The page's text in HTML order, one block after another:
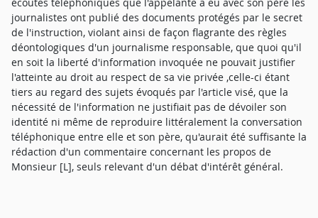
journalistes ont publié des documents protégés par le secret
de l'instruction, violant ainsi de façon flagrante des règles
déontologiques d'un journalisme responsable, que quoi qu'il
en soit la liberté d'information invoquée ne pouvait justifier
l'atteinte au droit au respect de sa vie privée ,celle-ci étant
tiers au regard des sujets évoqués par l'article visé, que la
nécessité de l'information ne justifiait pas de dévoiler son
identité ni même de reproduire littéralement la conversation
téléphonique entre elle et son père, qu'aurait été suffisante la
rédaction d'un commentaire concernant les propos de
Monsieur [L], seuls relevant d'un débat d'intérêt général.